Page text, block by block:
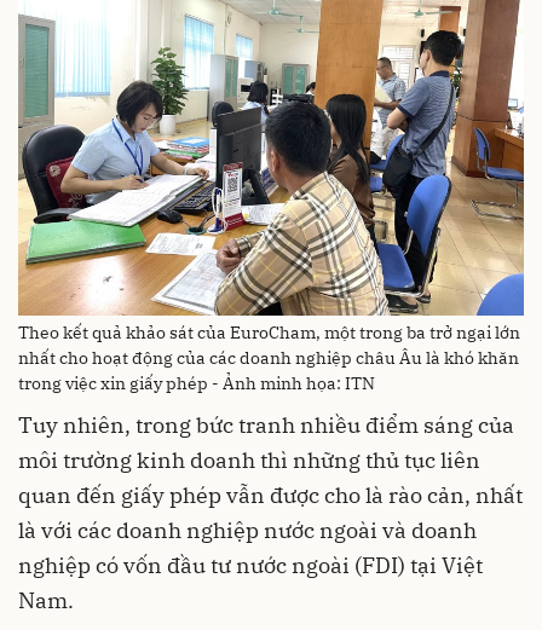
Theo kết quả khảo sát của EuroCham, một trong ba trở ngại lớn
nhất cho hoạt động của các doanh nghiệp châu Âu là khó khăn
trong việc xin giấy phép - Ảnh minh họa: ITN
Tuy nhiên, trong bức tranh nhiều điểm sáng của
môi trường kinh doanh thì những thủ tục liên
quan đến giấy phép vẫn được cho là rào cản, nhất
là với các doanh nghiệp nước ngoài và doanh
nghiệp có vốn đầu tư nước ngoài (FDI) tại Việt
Nam.